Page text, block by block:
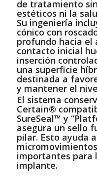
de tratamiento
estéticos ni la
Su ingeniería
cónico con
profundo hacia el
contacto inicial
inserción
una superficie
destinada a
y mantener el
El sistema
Certain®
SureSeal™ y
asegura un sello
pilar. Esto ayuda
importantes para
implante.